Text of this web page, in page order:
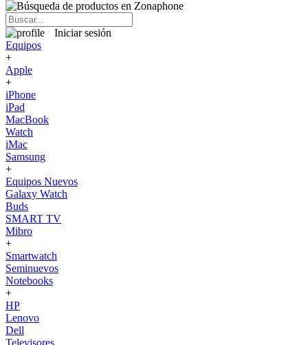
Iniciar sesión
Equipos
+
Apple
+
iPhone
iPad
MacBook
Watch
iMac
Samsung
+
Equipos Nuevos
Galaxy Watch
Buds
SMART TV
Mibro
+
Smartwatch
Seminuevos
Notebooks
+
HP
Lenovo
Dell
Televisores